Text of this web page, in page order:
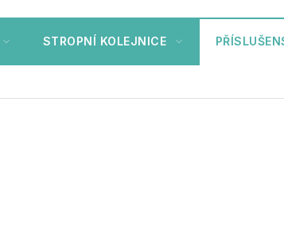
STROPNÍ KOLEJNICE